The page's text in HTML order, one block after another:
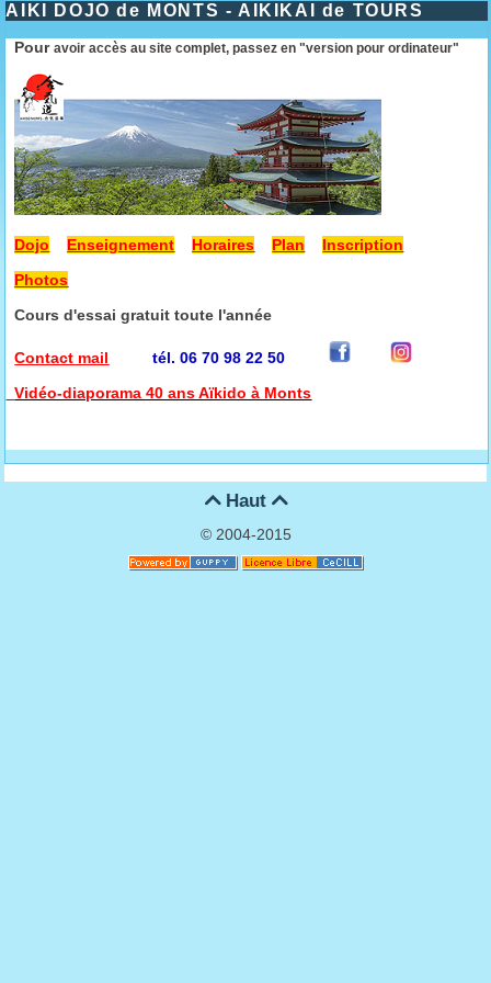
AIKI DOJO de MONTS - AIKIKAI de TOURS
Pouravoir accès au site complet, passez en "version pour ordinateur"
Dojo Enseignement Horaires Plan
Inscription
Photos
Cours d'essai gratuit toute l'année
Contact mail
tél. 06 70 98 22 50
Vidéo-diaporama 40 ans Aïkido à Monts
Haut 
© 2004-2015